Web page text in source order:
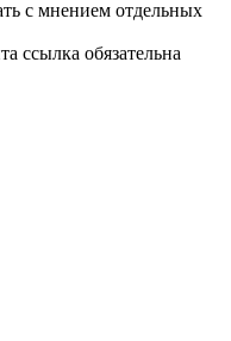
с мнением отдельных
ссылка обязательна